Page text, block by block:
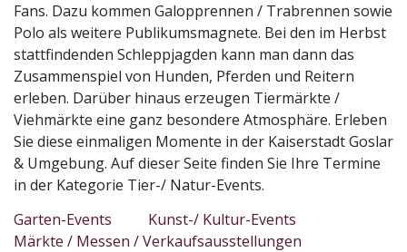
Fans. Dazu kommen Galopprennen / Trabrennen sowie
Polo als weitere Publikumsmagnete. Bei den im Herbst
stattfindenden Schleppjagden kann man dann das
Zusammenspiel von Hunden, Pferden und Reitern
erleben. Darüber hinaus erzeugen Tiermärkte /
Viehmärkte eine ganz besondere Atmosphäre. Erleben
Sie diese einmaligen Momente in der Kaiserstadt Goslar
& Umgebung. Auf dieser Seite finden Sie Ihre Termine
in der Kategorie Tier-/ Natur-Events.
Garten-Events
Kunst-/ Kultur-Events
Märkte / Messen / Verkaufsausstellungen